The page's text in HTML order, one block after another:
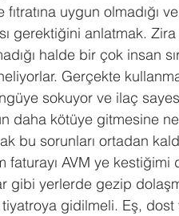
fıtratına uygun olmadığı
gerektiğini anlatmak. Zira
halde bir çok insan
Gerçekte
sokuyor ve ilaç
daha kötüye gitmesine
bu sorunları ortadan
faturayı AVM ye
gibi yerlerde gezip
gidilmeli. Eş,